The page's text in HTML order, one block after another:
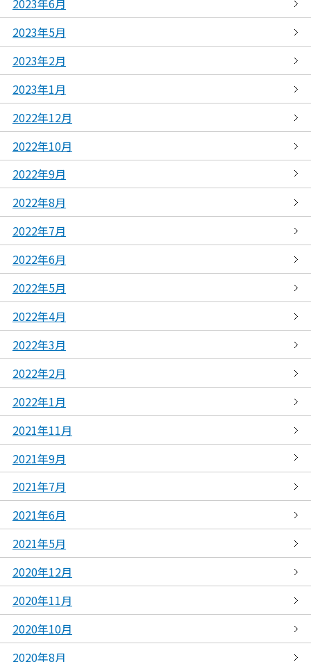
2023年6月
2023年5月
2023年2月
2023年1月
2022年12月
2022年10月
2022年9月
2022年8月
2022年7月
2022年6月
2022年5月
2022年4月
2022年3月
2022年2月
2022年1月
2021年11月
2021年9月
2021年7月
2021年6月
2021年5月
2020年12月
2020年11月
2020年10月
2020年8月